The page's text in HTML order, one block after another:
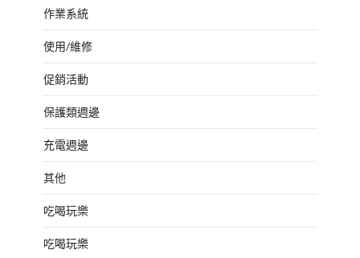
作業系統
使用/維修
促銷活動
保護類週邊
充電週邊
其他
吃喝玩樂
吃喝玩樂